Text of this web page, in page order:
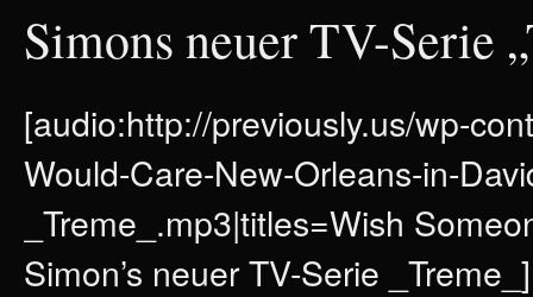
Simons neuer TV-Serie
[audio:http://previously.us/wp-
Would-Care-New-Orleans-in-
_Treme_.mp3|titles=Wish
Simon’s neuer TV-Serie _Treme_]